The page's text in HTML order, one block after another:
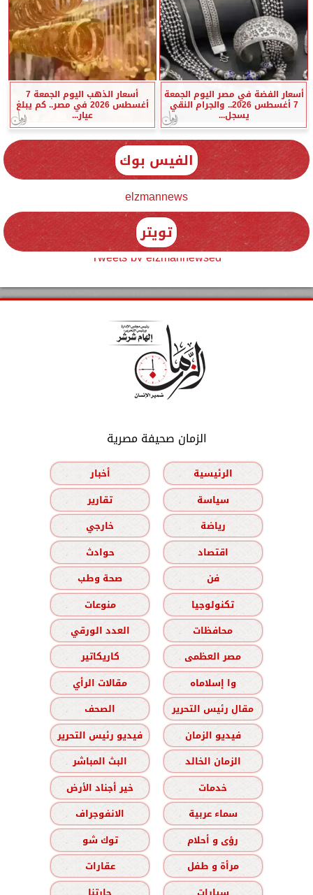
أسعار الفضة في مصر اليوم الجمعة
7 أغسطس 2026.. والجرام النقي
يسجل...
أسعار الذهب اليوم الجمعة 7
أغسطس 2026 في مصر.. كم يبلغ
عيار...
الفيس بوك
elzmannews
تويتر
Tweets by elzmannewseg
الزمان صحيفة مصرية
الرئيسية
أخبار
سياسة
تقارير
رياضة
خارجي
اقتصاد
حوادث
فن
صحة وطب
تكنولوجيا
منوعات
محافظات
العدد الورقي
مصر العظمى
كاريكاتير
وا إسلاماه
مقالات الرأي
مقال رئيس التحرير
الصحف
فيديو الزمان
فيديو رئيس التحرير
الزمان الخالد
البث المباشر
خدمات
خير أجناد الأرض
سماء عربية
الانفوجراف
رؤى و أحلام
توك شو
مرأة و طفل
عقارات